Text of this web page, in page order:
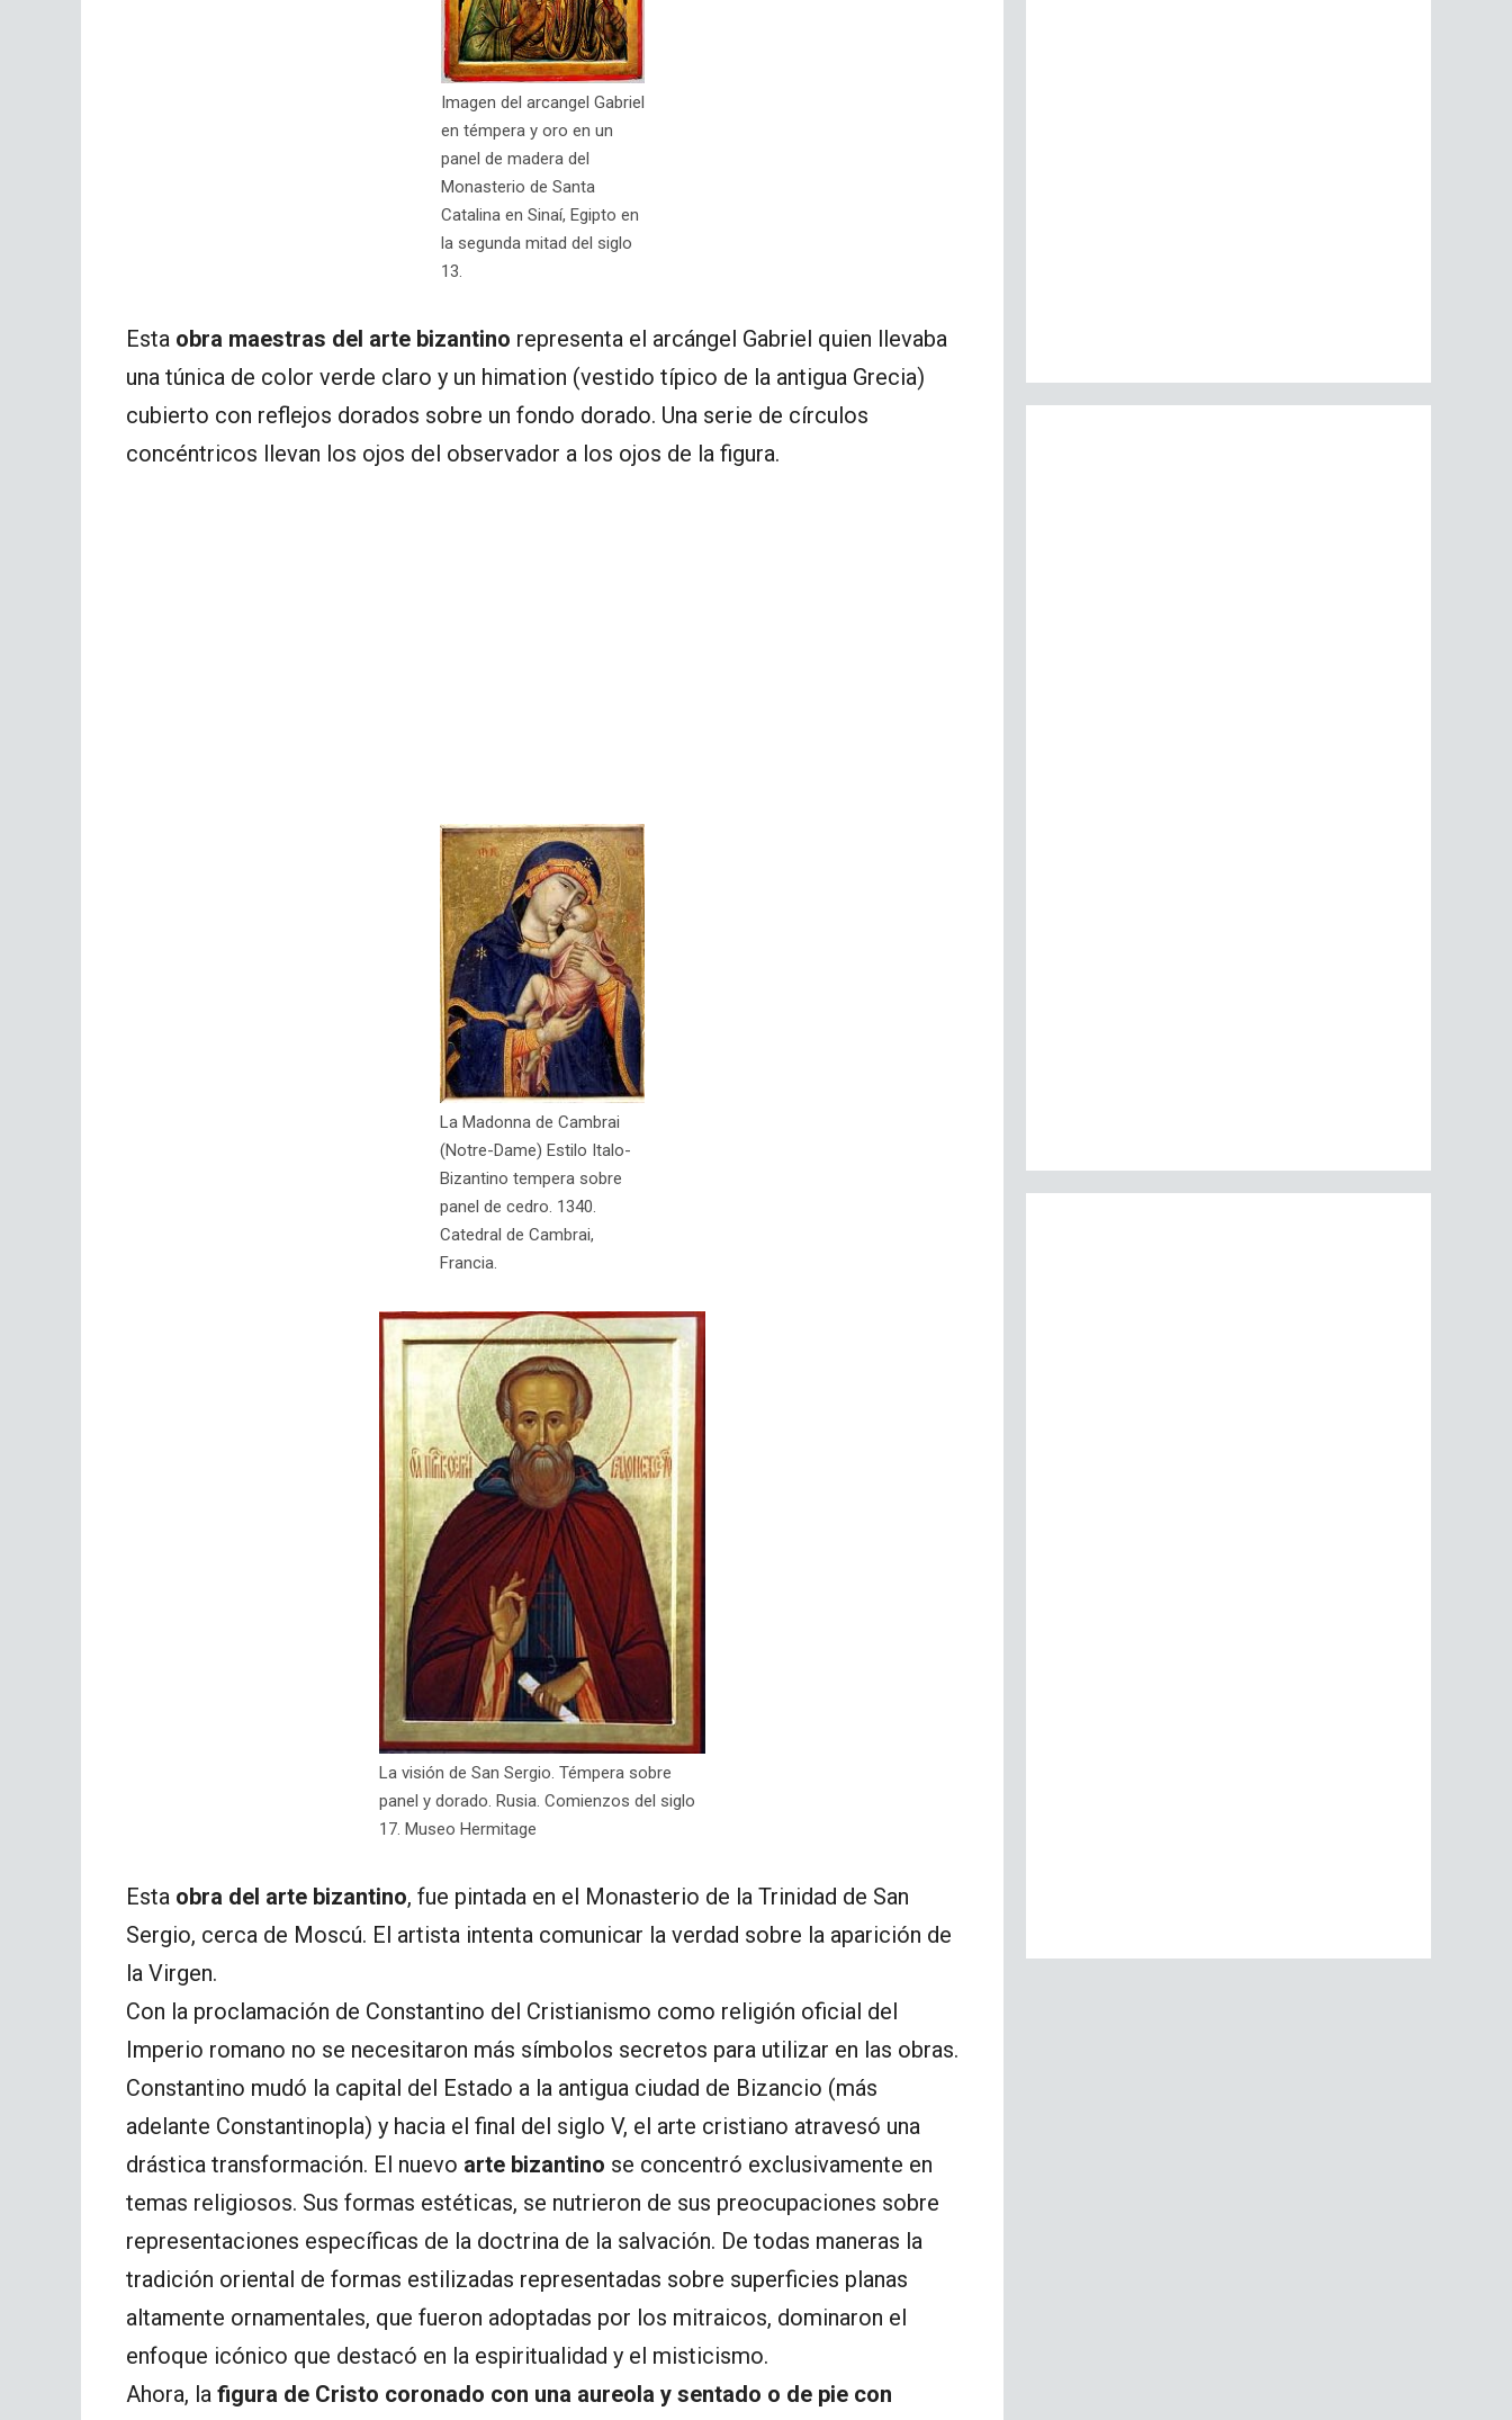
Imagen del arcangel Gabriel
en témpera y oro en un
panel de madera del
Monasterio de Santa
Catalina en Sinaí, Egipto en
la segunda mitad del siglo
13.
Esta obra maestras del arte bizantino representa el arcángel Gabriel quien llevaba
una túnica de color verde claro y un himation (vestido típico de la antigua Grecia)
cubierto con reflejos dorados sobre un fondo dorado. Una serie de círculos
concéntricos llevan los ojos del observador a los ojos de la figura.
La Madonna de Cambrai
(Notre-Dame) Estilo Italo-
Bizantino tempera sobre
panel de cedro. 1340.
Catedral de Cambrai,
Francia.
La visión de San Sergio. Témpera sobre
panel y dorado. Rusia. Comienzos del siglo
17. Museo Hermitage
Esta obra del arte bizantino, fue pintada en el Monasterio de la Trinidad de San
Sergio, cerca de Moscú. El artista intenta comunicar la verdad sobre la aparición de
la Virgen.
Con la proclamación de Constantino del Cristianismo como religión oficial del
Imperio romano no se necesitaron más símbolos secretos para utilizar en las obras.
Constantino mudó la capital del Estado a la antigua ciudad de Bizancio (más
adelante Constantinopla) y hacia el final del siglo V, el arte cristiano atravesó una
drástica transformación. El nuevo arte bizantino se concentró exclusivamente en
temas religiosos. Sus formas estéticas, se nutrieron de sus preocupaciones sobre
representaciones específicas de la doctrina de la salvación. De todas maneras la
tradición oriental de formas estilizadas representadas sobre superficies planas
altamente ornamentales, que fueron adoptadas por los mitraicos, dominaron el
enfoque icónico que destacó en la espiritualidad y el misticismo.
Ahora, la figura de Cristo coronado con una aureola y sentado o de pie con